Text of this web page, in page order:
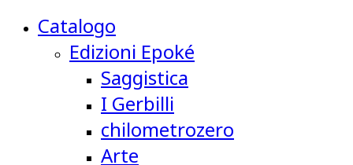
Catalogo
Edizioni Epoké
Saggistica
I Gerbilli
chilometrozero
Arte